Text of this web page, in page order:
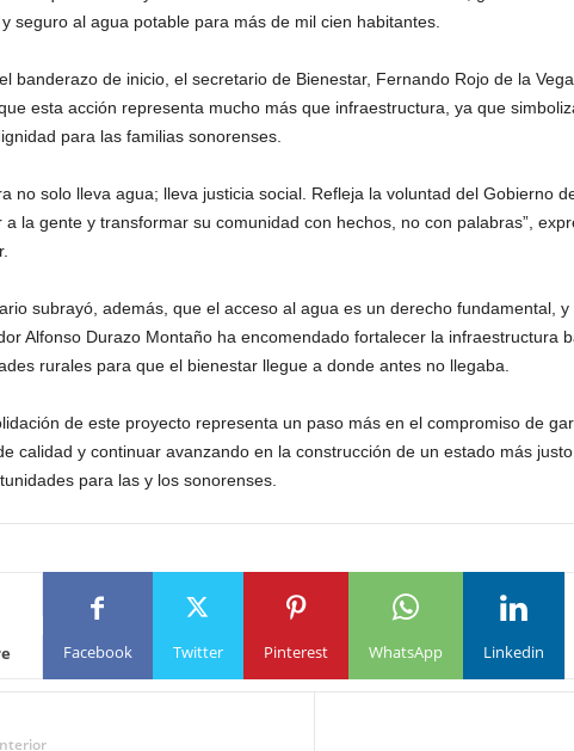
seguro al agua potable para más de mil cien habitantes.
banderazo de inicio, el secretario de Bienestar, Fernando Rojo de la Vega
esta acción representa mucho más que infraestructura, ya que
para las familias sonorenses.
no solo lleva agua; lleva justicia social. Refleja la voluntad del Gobierno
a la gente y transformar su comunidad con hechos, no con palabras”,
subrayó, además, que el acceso al agua es un derecho fundamental, y
Alfonso Durazo Montaño ha encomendado fortalecer la infraestructura
rurales para que el bienestar llegue a donde antes no llegaba.
de este proyecto representa un paso más en el compromiso de
calidad y continuar avanzando en la construcción de un estado más
para las y los sonorenses.
Facebook Twitter Pinterest WhatsApp Linkedin